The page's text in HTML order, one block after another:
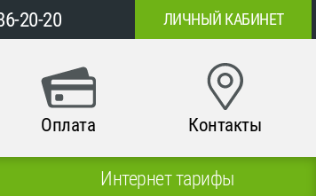
20-20 ЛИЧНЫЙ КАБИНЕТ
Оплата Контакты
Интернет тарифы